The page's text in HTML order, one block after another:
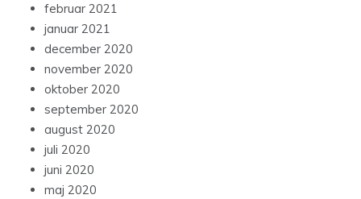
februar 2021
januar 2021
december 2020
november 2020
oktober 2020
september 2020
august 2020
juli 2020
juni 2020
maj 2020